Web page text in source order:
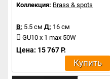
Коллекция: Brass & spots
В: 5.5 см Д: 16 см
GU10 x 1 max 50W
Цена: 15 767 Р.
Купить